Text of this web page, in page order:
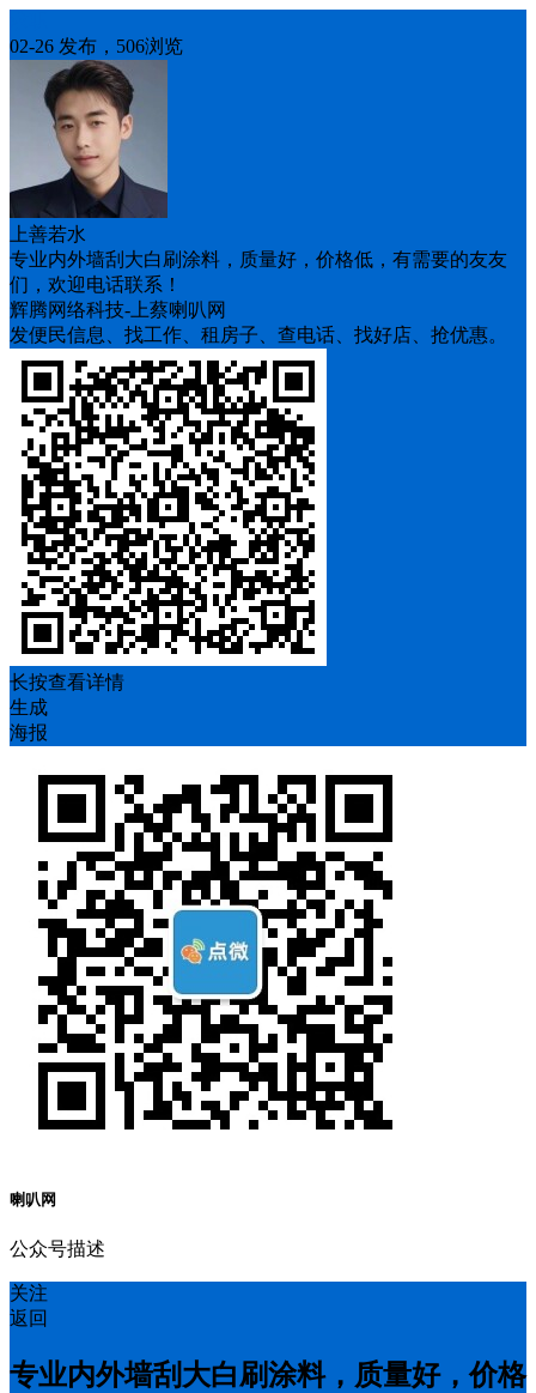
02-26 发布，506浏览
上善若水
专业内外墙刮大白刷涂料，质量好，价格低，有需要的友友
们，欢迎电话联系！
辉腾网络科技-上蔡喇叭网
发便民信息、找工作、租房子、查电话、找好店、抢优惠。
长按查看详情
生成
海报
喇叭网
公众号描述
关注
返回
专业内外墙刮大白刷涂料，质量好，价格